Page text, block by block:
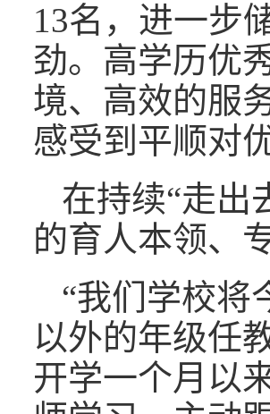
13名，进一步
劲。高学历优
境、高效的服
感受到平顺对
在持续“走出
的育人本领、
“我们学校将
以外的年级任
开学一个月以